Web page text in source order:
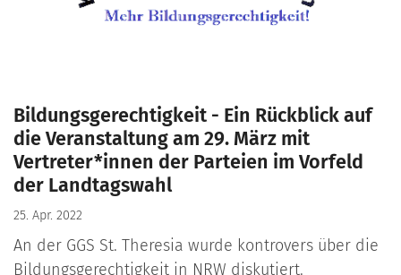
Bildungsgerechtigkeit - Ein Rückblick auf
die Veranstaltung am 29. März mit
Vertreter*innen der Parteien im Vorfeld
der Landtagswahl
25. Apr. 2022
An der GGS St. Theresia wurde kontrovers über die
Bildungsgerechtigkeit in NRW diskutiert.